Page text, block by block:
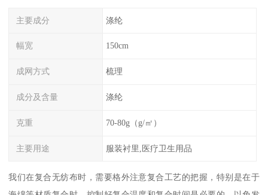
主要成分 涤纶
幅宽 150cm
成网方式 梳理
成分及含量 涤纶
克重 70-80g（g/㎡）
主要用途 服装衬里,医疗卫生用品
我们在复合无纺布时，需要格外注意复合工艺的把握，特别是在于